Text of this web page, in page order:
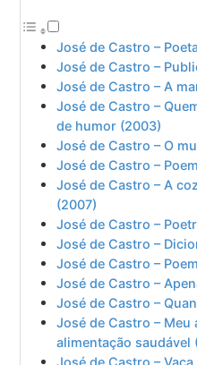
José de Castro –
José de Castro –
José de Castro – A
José de Castro –
de humor (2003)
José de Castro – O
José de Castro –
José de Castro – A
(2007)
José de Castro –
José de Castro –
José de Castro –
José de Castro –
José de Castro –
José de Castro – Meu
alimentação saudável